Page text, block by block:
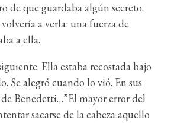
de que guardaba algún secreto.
a verla: una fuerza de
a ella.
Ella estaba recostada bajo
Se alegró cuando lo vió. En sus
Benedetti…”El mayor error del
sacarse de la cabeza aquello